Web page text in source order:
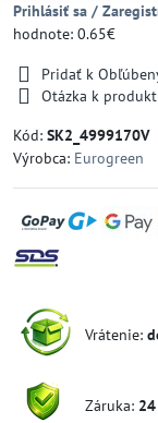
Prihlásiť sa /
hodnote: 0.65€
Pridať k
Otázka k
Kód: SK2_4999170V
Výrobca: Eurogreen
Vrátenie:
Záruka: